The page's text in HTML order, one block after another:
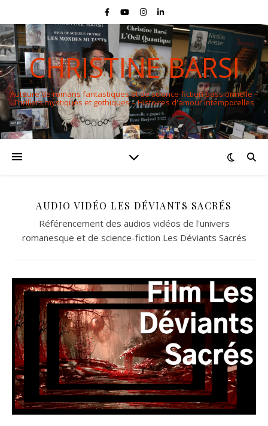
CHRISTINE BARSI
Auteure de romans fantastiques et de science-fiction passionnelle –
Thrillers mystiques et gothiques – Histoires d'amour intemporelles
AUDIO VIDÉO LES DÉVIANTS SACRÉS
Référencement des audios vidéos de l'univers
romanesque et de science-fiction Les Déviants Sacrés